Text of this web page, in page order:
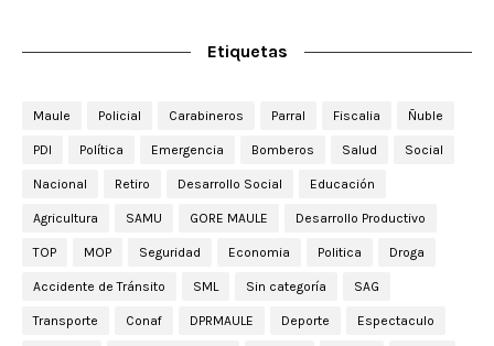
Etiquetas
Maule Policial Carabineros Parral Fiscalia Ñuble
PDI Política Emergencia Bomberos Salud Social
Nacional Retiro Desarrollo Social Educación
Agricultura SAMU GORE MAULE Desarrollo Productivo
TOP MOP Seguridad Economia Politica Droga
Accidente de Tránsito SML Sin categoría SAG
Transporte Conaf DPRMAULE Deporte Espectaculo